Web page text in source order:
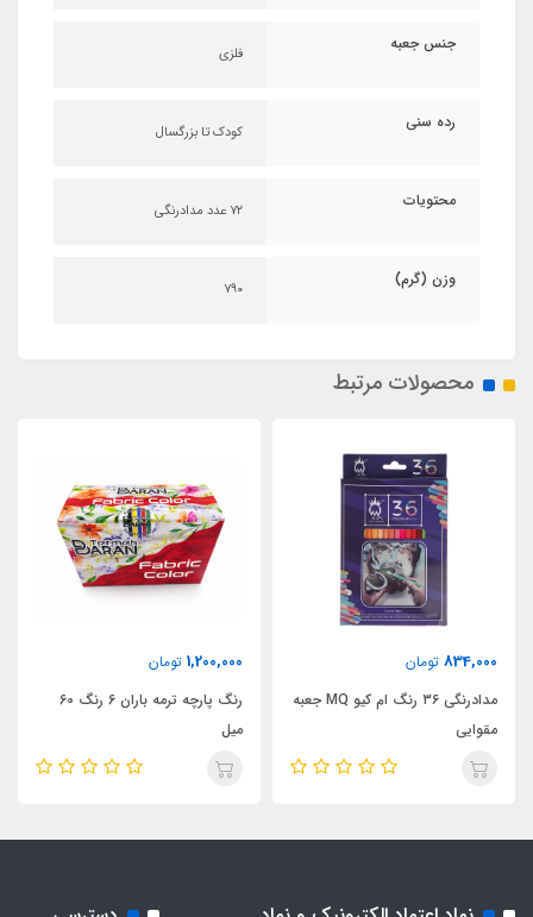
جنس جعبه فلزی
رده سنی کودک تا بزرگسال
محتویات ۷۲ عدد مدادرنگی
وزن (گرم) ۷۹۰
محصولات مرتبط
834,000 تومان
مدادرنگی ۳۶ رنگ ام کیو MQ جعبه
مقوایی
1,200,000 تومان
رنگ پارچه ترمه باران 6 رنگ 60
میل